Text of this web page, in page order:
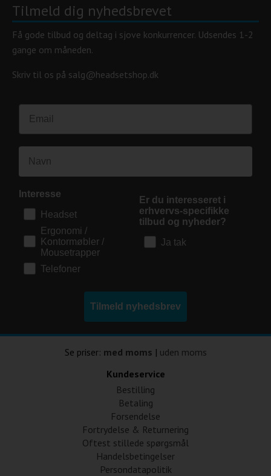
Tilmeld dig nyhedsbrevet
Få gode tilbud og deltag i sjove konkurrencer. Udsendes 1-2
gange om måneden.
Skriv til os på salg@headsetshop.dk
Interesse
Headset
Ergonomi /
Kontormøbler /
Mousetrapper
Telefoner
Er du interesseret i
erhvervs-specifikke
tilbud og nyheder?
Ja tak
Tilmeld nyhedsbrev
Se priser: med moms | uden moms
Kundeservice
Bestilling
Betaling
Forsendelse
Fortrydelse & Returnering
Oftest stillede spørgsmål
Handelsbetingelser
Persondatapolitik